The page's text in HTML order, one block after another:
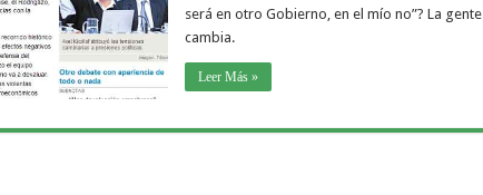
será en otro Gobierno, en el mío no”? La gente
cambia.
Leer Más »